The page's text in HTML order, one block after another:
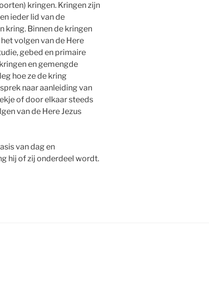
kringen. Kringen zijn
ieder lid van de
kring. Binnen de kringen
volgen van de Here
gebed en primaire
en gemengde
hoe ze de kring
naar aanleiding van
of door elkaar steeds
van de Here Jezus
van dag en
hij of zij onderdeel wordt.